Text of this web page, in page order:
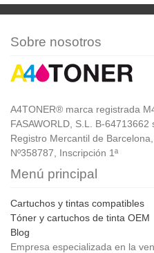
Sobre nosotros
A4TONER® marca registrada
FASAWORLD, S.L. B-
Registro Mercantil de
Nº358787, Inscripción 1ª
Menú principal
Cartuchos y tintas compatibles
Tóner y cartuchos de tinta OEM
Blog
Empresa especializada en la